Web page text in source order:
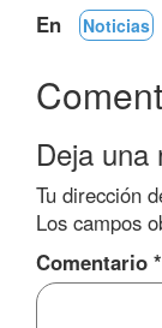
En
Noticias
Deja una
Tu dirección
Los campos
Comentario *